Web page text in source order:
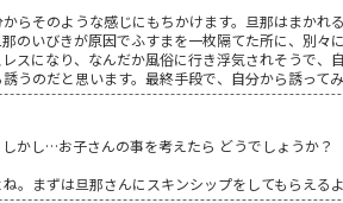
らそのような感じにもちかけます。旦那はまかれ
のいびきが原因でふすまを一枚隔てた所に、別々
スになり、なんだか風俗に行き浮気されそうで、
うのだと思います。最終手段で、自分から誘って
かし…お子さんの事を考えたら どうでしょうか？
。まずは旦那さんにスキンシップをしてもらえ